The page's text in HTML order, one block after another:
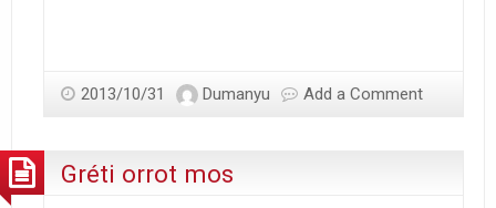
2013/10/31 Dumanyu Add a Comment
Gréti orrot mos